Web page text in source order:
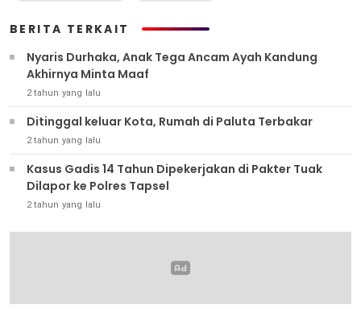
BERITA TERKAIT
Nyaris Durhaka, Anak Tega Ancam Ayah Kandung
Akhirnya Minta Maaf
2 tahun yang lalu
Ditinggal keluar Kota, Rumah di Paluta Terbakar
2 tahun yang lalu
Kasus Gadis 14 Tahun Dipekerjakan di Pakter Tuak
Dilapor ke Polres Tapsel
2 tahun yang lalu